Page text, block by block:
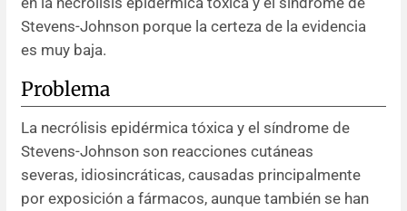
Stevens-Johnson porque la certeza de la evidencia
es muy baja.
Problema
La necrólisis epidérmica tóxica y el síndrome de
Stevens-Johnson son reacciones cutáneas
severas, idiosincráticas, causadas principalmente
por exposición a fármacos, aunque también se han